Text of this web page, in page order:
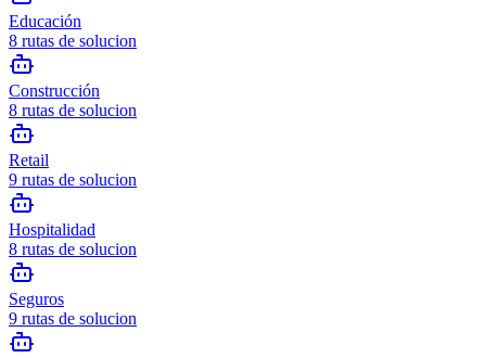
Educación
8 rutas de solucion
Construcción
8 rutas de solucion
Retail
9 rutas de solucion
Hospitalidad
8 rutas de solucion
Seguros
9 rutas de solucion